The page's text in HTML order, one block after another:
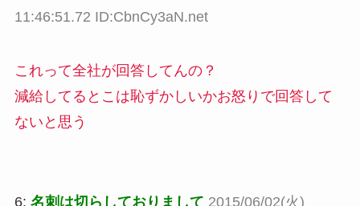
11:46:51.72 ID:CbnCy3aN.net
これって全社が回答してんの？
減給してるとこは恥ずかしいかお怒りで回答して
ないと思う
6: 名刺は切らしておりまして 2015/06/02(火)